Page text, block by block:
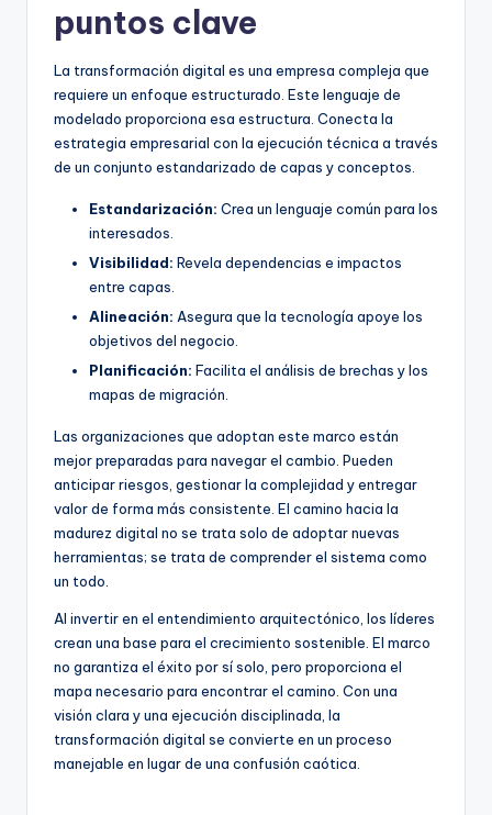
puntos clave
La transformación digital es una empresa compleja que
requiere un enfoque estructurado. Este lenguaje de
modelado proporciona esa estructura. Conecta la
estrategia empresarial con la ejecución técnica a través
de un conjunto estandarizado de capas y conceptos.
Estandarización: Crea un lenguaje común para los
interesados.
Visibilidad: Revela dependencias e impactos
entre capas.
Alineación: Asegura que la tecnología apoye los
objetivos del negocio.
Planificación: Facilita el análisis de brechas y los
mapas de migración.
Las organizaciones que adoptan este marco están
mejor preparadas para navegar el cambio. Pueden
anticipar riesgos, gestionar la complejidad y entregar
valor de forma más consistente. El camino hacia la
madurez digital no se trata solo de adoptar nuevas
herramientas; se trata de comprender el sistema como
un todo.
Al invertir en el entendimiento arquitectónico, los líderes
crean una base para el crecimiento sostenible. El marco
no garantiza el éxito por sí solo, pero proporciona el
mapa necesario para encontrar el camino. Con una
visión clara y una ejecución disciplinada, la
transformación digital se convierte en un proceso
manejable en lugar de una confusión caótica.